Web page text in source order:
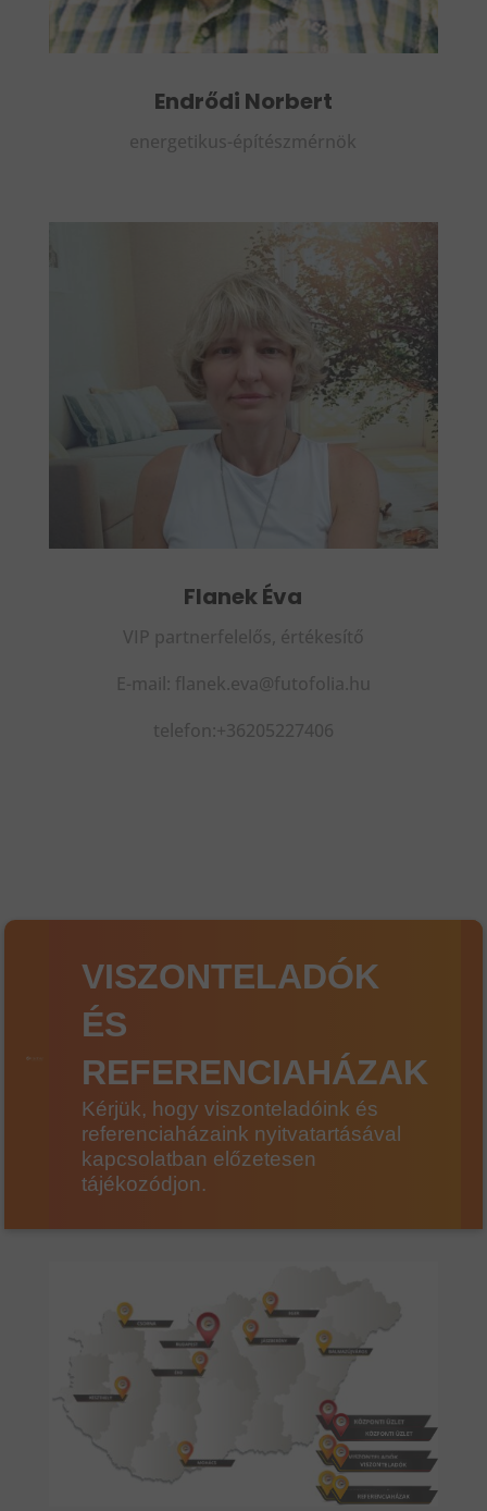
Endrődi Norbert
energetikus-építészmérnök
Flanek Éva
VIP partnerfelelős, értékesítő
E-mail: flanek.eva@futofolia.hu
telefon:+36205227406
VISZONTELADÓK
ÉS
REFERENCIAHÁZAK
Kérjük, hogy viszonteladóink és
referenciaházaink nyitvatartásával
kapcsolatban előzetesen
tájékozódjon.